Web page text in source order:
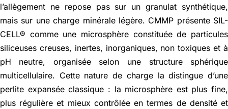
l’allègement ne repose pas sur un granulat synthétique,
mais sur une charge minérale légère. CMMP présente SIL-
CELL® comme une microsphère constituée de particules
siliceuses creuses, inertes, inorganiques, non toxiques et à
pH neutre, organisée selon une structure sphérique
multicellulaire. Cette nature de charge la distingue d’une
perlite expansée classique : la microsphère est plus fine,
plus régulière et mieux contrôlée en termes de densité et